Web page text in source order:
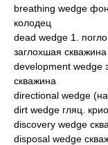
breathing wedge
колодец
dead wedge 1.
заглохшая
development wedge
скважина
directional wedge
dirt wedge гляц.
discovery wedge
disposal wedge